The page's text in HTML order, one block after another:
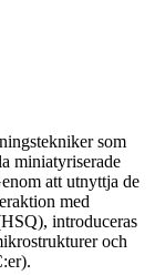
som
miniatyriserade
att utnyttja de
med
introduceras
och